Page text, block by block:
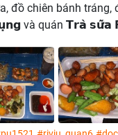
đồ chiên bánh
và quán 𝗧𝗿𝗮̀ 𝘀𝘂̛̃𝗮